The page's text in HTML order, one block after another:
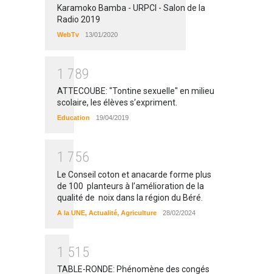
Karamoko Bamba - URPCI - Salon de la
Radio 2019
WebTv 13/01/2020
1 789
ATTECOUBE: "Tontine sexuelle" en milieu
scolaire, les élèves s’expriment.
Education 19/04/2019
1 756
Le Conseil coton et anacarde forme plus
de 100 planteurs à l’amélioration de la
qualité de noix dans la région du Béré.
A la UNE, Actualité, Agriculture 28/02/2024
1 51 5
TABLE-RONDE: Phénomène des congés